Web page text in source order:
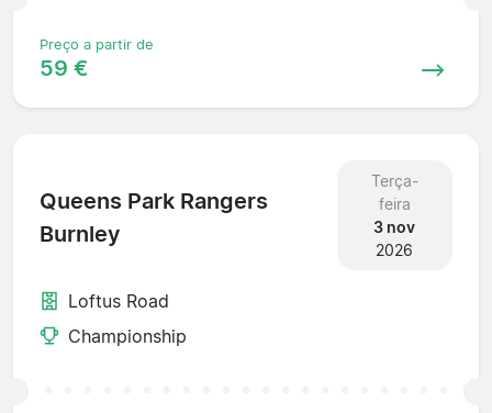
Preço a partir de
59 €
Queens Park Rangers
Burnley
Terça-
feira
3 nov
2026
Loftus Road
Championship